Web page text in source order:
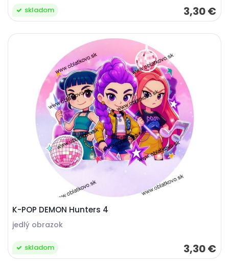
3,30 €
skladom
K-POP DEMON Hunters 4
jedlý obrazok
3,30 €
skladom